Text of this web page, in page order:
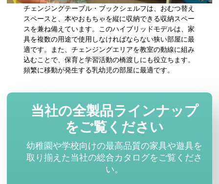
チェンジングテーブル・ブックシェルフは、おむつ替え
スペースと、本やおもちゃを縦に収納できる収納スペー
スを兼ね備えています。このハイブリッドモデルは、家
具を複数の用途で使用しなければならない狭い部屋に最
適です。また、チェンジングエリアを教室の動線に組み
込むことで、保育と学習活動の橋渡しにも役立ちます。
頻繁に移動が発生する乳幼児の部屋に最適です。
当社の全製品ラインナップ
をご覧ください
幼稚園や学校向けの最高品質の家具や遊具を
取り揃えた当社の総合カタログをご覧くださ
い。